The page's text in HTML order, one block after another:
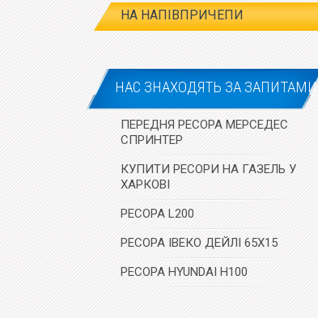
НА НАПІВПРИЧЕПИ
НАС ЗНАХОДЯТЬ ЗА ЗАПИТАМИ
ПЕРЕДНЯ РЕСОРА МЕРСЕДЕС
СПРИНТЕР
КУПИТИ РЕСОРИ НА ГАЗЕЛЬ У
ХАРКОВІ
РЕСОРА L200
РЕСОРА ІВЕКО ДЕЙЛІ 65X15
РЕСОРА HYUNDAI H100